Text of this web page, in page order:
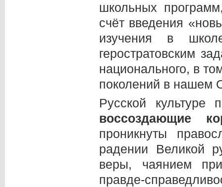
школьных
счёт введения
изучения в
геростратовским
национального, в
поколений в нашем
Русской
воссоздающие
проникнуты
радении Великой
веры, чаянием
правде-